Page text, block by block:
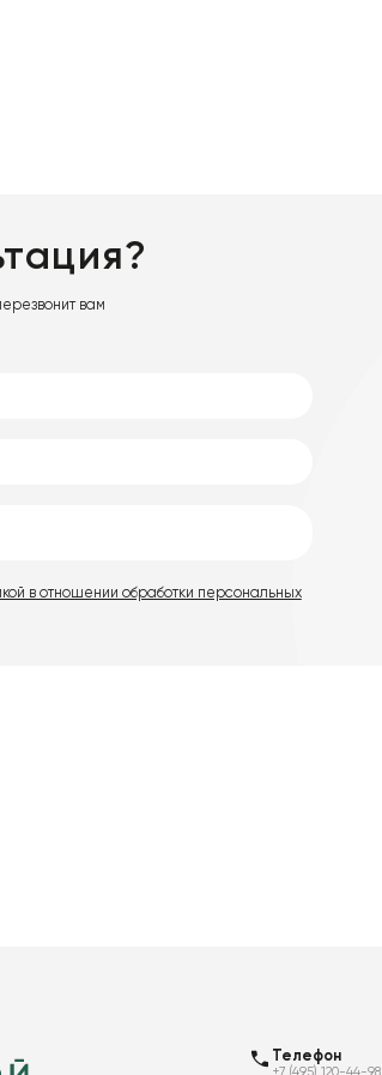
вам
в отношении обработки персональных
Телефон
+7 (495) 120-44-98